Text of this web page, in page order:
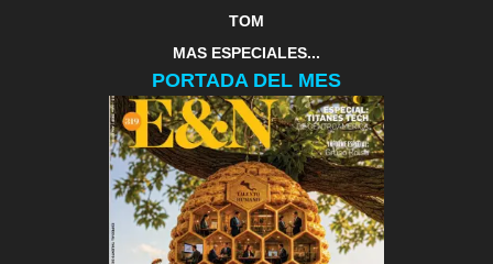
TOM
MAS ESPECIALES...
PORTADA DEL MES